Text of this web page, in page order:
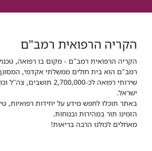
הקריה הרפואית רמב"ם
הקריה הרפואית רמב"ם - מקום בו רפואה,
ישראל.
באתר תוכלו לחפש מידע על יחידות רפואיות,
הזמינו תור במהירות ובנוחות.
מאחלים לכולנו הרבה בריאות!